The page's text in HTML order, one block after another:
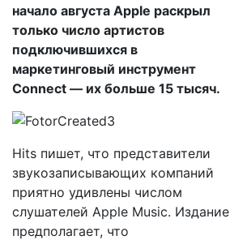
начало августа Apple раскрыл
только число артистов
подключившихся в
маркетинговый инструмент
Connect — их больше 15 тысяч.
Hits пишет, что представители
звукозаписывающих компаний
приятно удивлены числом
слушателей Apple Music. Издание
предполагает, что